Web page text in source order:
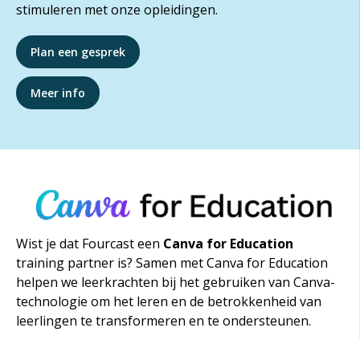
stimuleren met onze opleidingen.
Plan een gesprek
Meer info
Wist je dat Fourcast een Canva for Education
training partner is? Samen met Canva for Education
helpen we leerkrachten bij het gebruiken van Canva-
technologie om het leren en de betrokkenheid van
leerlingen te transformeren en te ondersteunen.